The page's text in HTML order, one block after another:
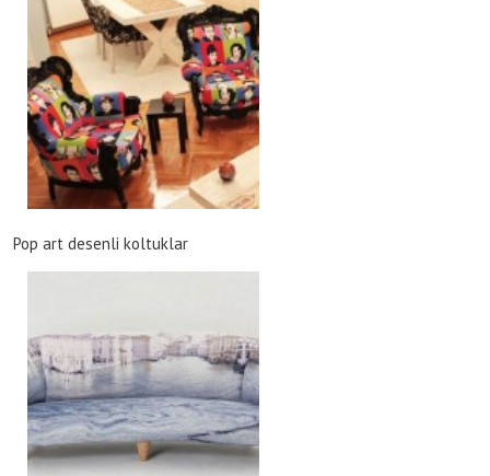
Pop art desenli koltuklar